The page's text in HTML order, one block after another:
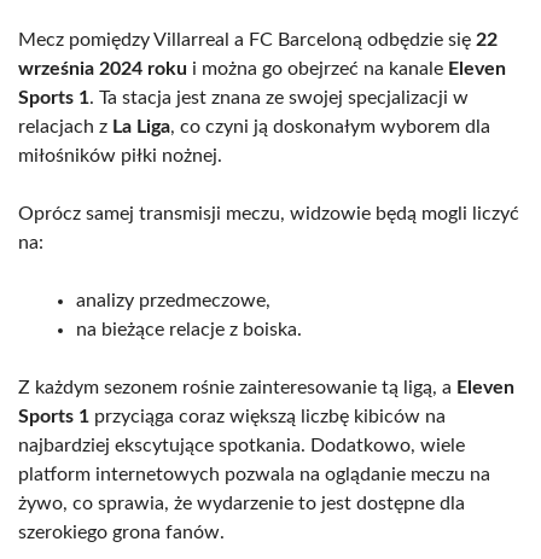
Mecz pomiędzy Villarreal a FC Barceloną odbędzie się 22
września 2024 roku i można go obejrzeć na kanale Eleven
Sports 1. Ta stacja jest znana ze swojej specjalizacji w
relacjach z La Liga, co czyni ją doskonałym wyborem dla
miłośników piłki nożnej.
Oprócz samej transmisji meczu, widzowie będą mogli liczyć
na:
analizy przedmeczowe,
na bieżące relacje z boiska.
Z każdym sezonem rośnie zainteresowanie tą ligą, a Eleven
Sports 1 przyciąga coraz większą liczbę kibiców na
najbardziej ekscytujące spotkania. Dodatkowo, wiele
platform internetowych pozwala na oglądanie meczu na
żywo, co sprawia, że wydarzenie to jest dostępne dla
szerokiego grona fanów.